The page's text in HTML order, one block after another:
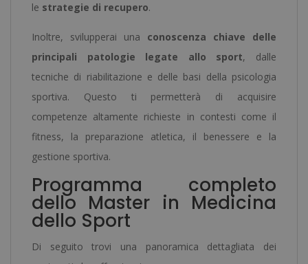
le strategie di recupero.
Inoltre, svilupperai una conoscenza chiave delle
principali patologie legate allo sport, dalle
tecniche di riabilitazione e delle basi della psicologia
sportiva. Questo ti permetterà di acquisire
competenze altamente richieste in contesti come il
fitness, la preparazione atletica, il benessere e la
gestione sportiva.
Programma completo
dello Master in Medicina
dello Sport
Di seguito trovi una panoramica dettagliata dei